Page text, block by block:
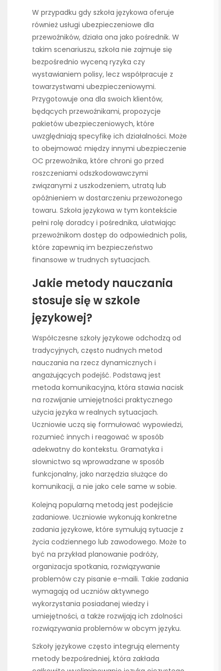
W przypadku gdy szkoła językowa oferuje
również usługi ubezpieczeniowe dla
przewoźników, działa ona jako pośrednik. W
takim scenariuszu, szkoła nie zajmuje się
bezpośrednio wyceną ryzyka czy
wystawianiem polisy, lecz współpracuje z
towarzystwami ubezpieczeniowymi.
Przygotowuje ona dla swoich klientów,
będących przewoźnikami, propozycje
pakietów ubezpieczeniowych, które
uwzględniają specyfikę ich działalności. Może
to obejmować między innymi ubezpieczenie
OC przewoźnika, które chroni go przed
roszczeniami odszkodowawczymi
związanymi z uszkodzeniem, utratą lub
opóźnieniem w dostarczeniu przewożonego
towaru. Szkoła językowa w tym kontekście
pełni rolę doradcy i pośrednika, ułatwiając
przewoźnikom dostęp do odpowiednich polis,
które zapewnią im bezpieczeństwo
finansowe w trudnych sytuacjach.
Jakie metody nauczania
stosuje się w szkole
językowej?
Współczesne szkoły językowe odchodzą od
tradycyjnych, często nudnych metod
nauczania na rzecz dynamicznych i
angażujących podejść. Podstawą jest
metoda komunikacyjna, która stawia nacisk
na rozwijanie umiejętności praktycznego
użycia języka w realnych sytuacjach.
Uczniowie uczą się formułować wypowiedzi,
rozumieć innych i reagować w sposób
adekwatny do kontekstu. Gramatyka i
słownictwo są wprowadzane w sposób
funkcjonalny, jako narzędzia służące do
komunikacji, a nie jako cele same w sobie.
Kolejną popularną metodą jest podejście
zadaniowe. Uczniowie wykonują konkretne
zadania językowe, które symulują sytuacje z
życia codziennego lub zawodowego. Może to
być na przykład planowanie podróży,
organizacja spotkania, rozwiązywanie
problemów czy pisanie e-maili. Takie zadania
wymagają od uczniów aktywnego
wykorzystania posiadanej wiedzy i
umiejętności, a także rozwijają ich zdolności
rozwiązywania problemów w obcym języku.
Szkoły językowe często integrują elementy
metody bezpośredniej, która zakłada